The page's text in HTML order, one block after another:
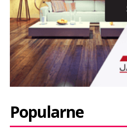
Popularne